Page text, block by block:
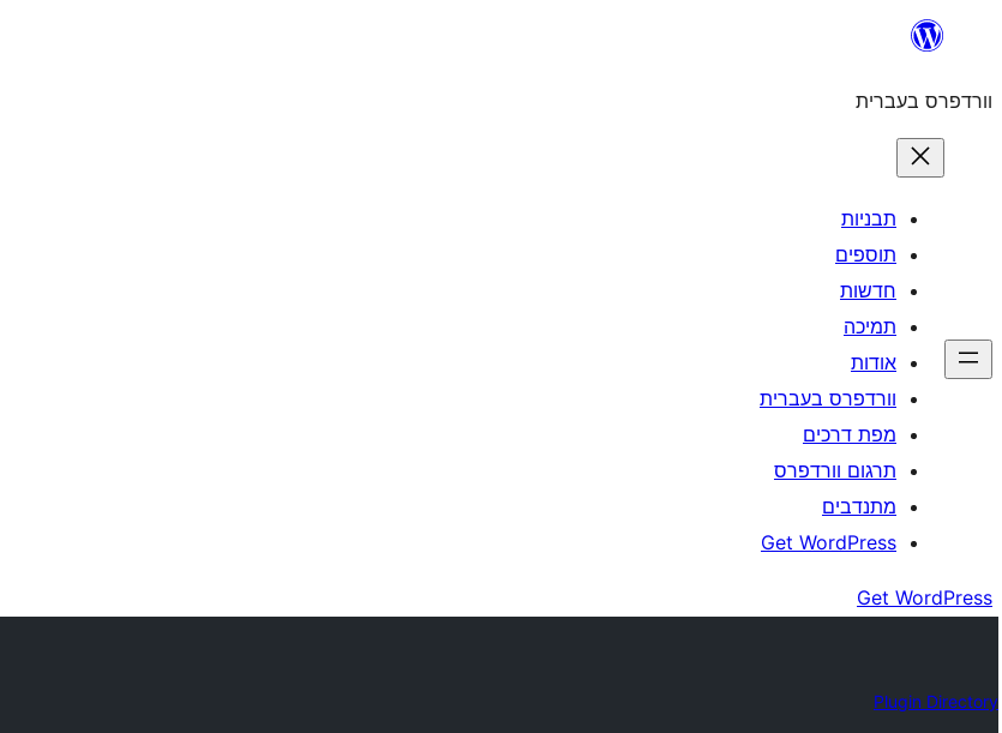
וורדפרס בעברית
תבניות
תוספים
חדשות
תמיכה
אודות
וורדפרס בעברית
מפת דרכים
תרגום וורדפרס
מתנדבים
Get WordPress
Get WordPress
Plugin Directory